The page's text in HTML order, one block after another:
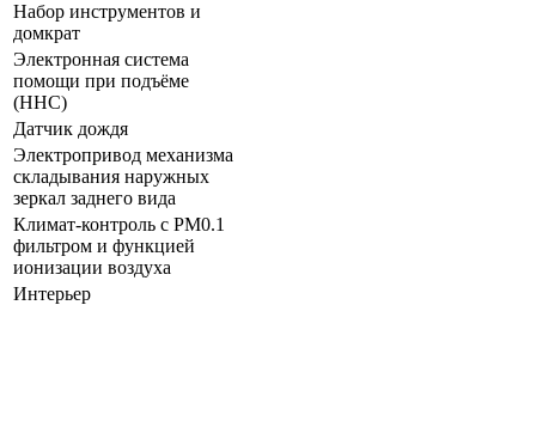
Набор инструментов и
домкрат
Электронная система
помощи при подъёме
(HHC)
Датчик дождя
Электропривод механизма
складывания наружных
зеркал заднего вида
Климат-контроль с PM0.1
фильтром и функцией
ионизации воздуха
Интерьер